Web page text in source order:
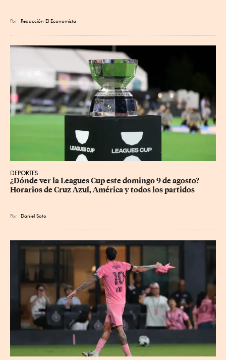
Por Redacción El Economista
DEPORTES
¿Dónde ver la Leagues Cup este domingo 9 de agosto?
Horarios de Cruz Azul, América y todos los partidos
Por Daniel Soto